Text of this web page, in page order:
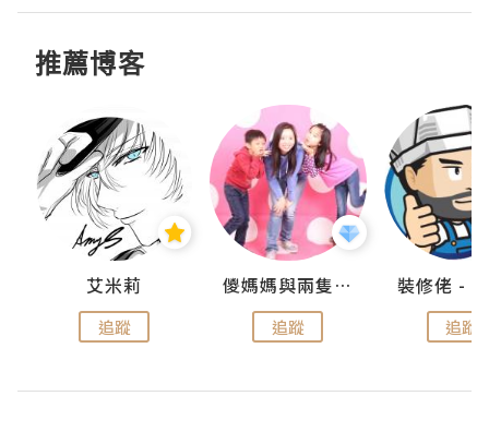
推薦博客
艾米莉
追蹤
儍媽媽與兩隻小魔怪之家
追蹤 追蹤